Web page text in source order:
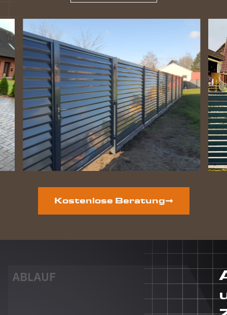
einfach
ist der
Zaun
perfekt
geworden
und die
Hunde
ihre
gewonnene
Freiheit.
Auf der
Grundstücksseite
ist auch
geplant.
Dieser
jeden Fall
Kostenlose Beratung
ABLAUF